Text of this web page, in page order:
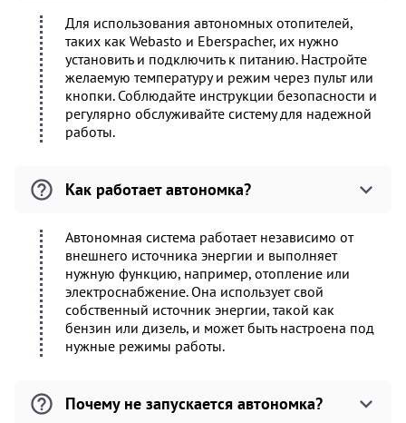
Для использования автономных отопителей,
таких как Webasto и Eberspacher, их нужно
установить и подключить к питанию. Настройте
желаемую температуру и режим через пульт или
кнопки. Соблюдайте инструкции безопасности и
регулярно обслуживайте систему для надежной
работы.
Как работает автономка?
Автономная система работает независимо от
внешнего источника энергии и выполняет
нужную функцию, например, отопление или
электроснабжение. Она использует свой
собственный источник энергии, такой как
бензин или дизель, и может быть настроена под
нужные режимы работы.
Почему не запускается автономка?